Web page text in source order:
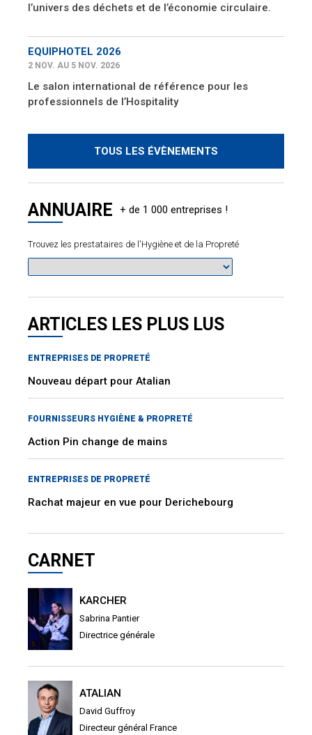
l’univers des déchets et de l’économie circulaire.
EQUIPHOTEL 2026
2 NOV. AU 5 NOV. 2026
Le salon international de référence pour les
professionnels de l’Hospitality
TOUS LES ÉVÈNEMENTS
ANNUAIRE
Trouvez les prestataires de l'Hygiène et de la Propreté
ARTICLES LES PLUS LUS
ENTREPRISES DE PROPRETÉ
Nouveau départ pour Atalian
FOURNISSEURS HYGIÈNE & PROPRETÉ
Action Pin change de mains
ENTREPRISES DE PROPRETÉ
Rachat majeur en vue pour Derichebourg
CARNET
KARCHER
Sabrina Pantier
Directrice générale
ATALIAN
David Guffroy
Directeur général France